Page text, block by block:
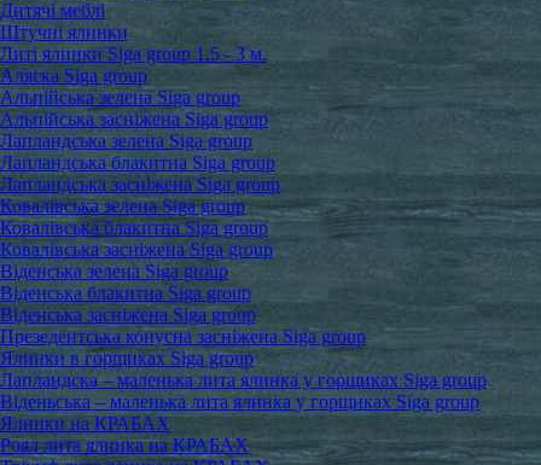
Дитячі меблі
Штучні ялинки
Литі ялинки Siga group 1.5 - 3 м.
Аляска Siga group
Альпійська зелена Siga group
Альпійська засніжена Siga group
Лапландська зелена Siga group
Лапландська блакитна Siga group
Лапландська засніжена Siga group
Ковалівська зелена Siga group
Ковалівська блакитна Siga group
Ковалівська засніжена Siga group
Віденська зелена Siga group
Віденська блакитна Siga group
Віденська засніжена Siga group
Презедентська конусна засніжена Siga group
Ялинки в горщиках Siga group
Лапландска – маленька лита ялинка у горщиках Siga group
Віденьська – маленька лита ялинка у горщиках Siga group
Ялинки на КРАБАХ
Роял лита ялинка на КРАБАХ